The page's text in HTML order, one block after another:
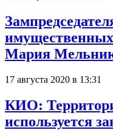
Мария
17 августа 2020 в 13:31
КИО:
используется